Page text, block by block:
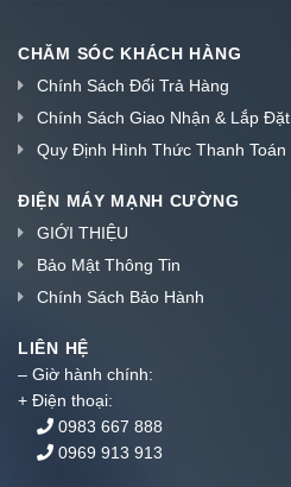
CHĂM SÓC KHÁCH HÀNG
Chính Sách Đổi Trả Hàng
Chính Sách Giao Nhận & Lắp Đặt
Quy Định Hình Thức Thanh Toán
ĐIỆN MÁY MẠNH CƯỜNG
GIỚI THIỆU
Bảo Mật Thông Tin
Chính Sách Bảo Hành
LIÊN HỆ
– Giờ hành chính:
+ Điện thoại:
0983 667 888
0969 913 913